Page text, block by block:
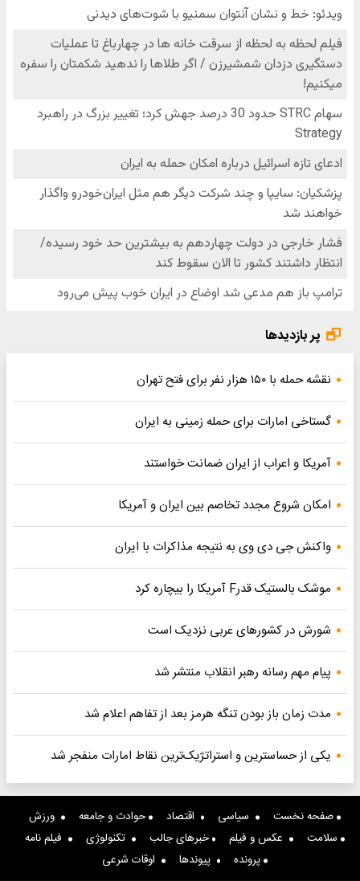
پر بازدیدها
نقشه حمله با ۱۵۰ هزار نفر برای فتح تهران
گستاخی امارات برای حمله زمینی به ایران
آمریکا و اعراب از ایران ضمانت خواستند
امکان شروع مجدد تخاصم‌ بین ایران و آمریکا
واکنش جی دی وی به نتیجه مذاکرات با ایران
موشک بالستیک قدرF آمریکا را بیچاره کرد
شورش در کشورهای عربی نزدیک است
پیام مهم رسانه رهبر انقلاب منتشر شد
مدت زمان باز بودن تنگه هرمز بعد از تفاهم اعلام شد
یکی از حساسترین و استراتژیک‌ترین نقاط امارات منفجر شد
صفحه نخست سیاسی اقتصاد حوادث و جامعه
ورزش
سلامت
عکس و فیلم خبرهای جالب تکنولوژی
فیلم نامه
پرونده
پیوندها اوقات شرعی